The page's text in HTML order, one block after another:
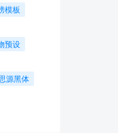
模板
预设
源黑体